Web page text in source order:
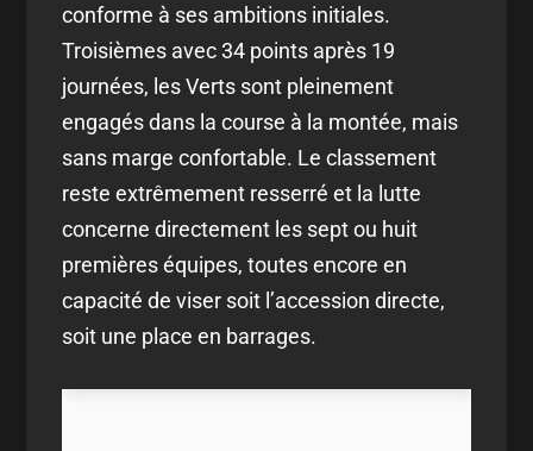
conforme à ses ambitions initiales.
Troisièmes avec 34 points après 19
journées, les Verts sont pleinement
engagés dans la course à la montée, mais
sans marge confortable. Le classement
reste extrêmement resserré et la lutte
concerne directement les sept ou huit
premières équipes, toutes encore en
capacité de viser soit l’accession directe,
soit une place en barrages.